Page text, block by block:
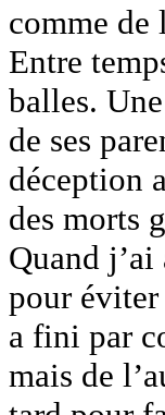
comme de
Entre
balles.
de ses
déception
des morts
Quand
pour
a fini par
mais de